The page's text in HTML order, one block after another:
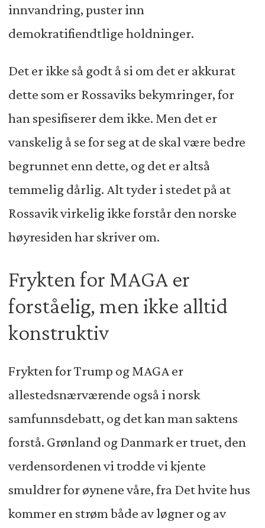
innvandring, puster inn
demokratifiendtlige holdninger.
Det er ikke så godt å si om det er akkurat
dette som er Rossaviks bekymringer, for
han spesifiserer dem ikke. Men det er
vanskelig å se for seg at de skal være bedre
begrunnet enn dette, og det er altså
temmelig dårlig. Alt tyder i stedet på at
Rossavik virkelig ikke forstår den norske
høyresiden har skriver om.
Frykten for MAGA er
forståelig, men ikke alltid
konstruktiv
Frykten for Trump og MAGA er
allestedsnærværende også i norsk
samfunnsdebatt, og det kan man saktens
forstå. Grønland og Danmark er truet, den
verdensordenen vi trodde vi kjente
smuldrer for øynene våre, fra Det hvite hus
kommer en strøm både av løgner og av